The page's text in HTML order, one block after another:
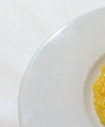
Témata
Recepty
Články
TV Program